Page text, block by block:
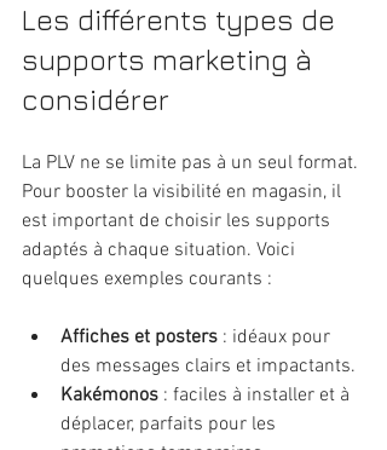
Les différents types de
supports marketing à
considérer
La PLV ne se limite pas à un seul format.
Pour booster la visibilité en magasin, il
est important de choisir les supports
adaptés à chaque situation. Voici
quelques exemples courants :
Affiches et posters : idéaux pour
des messages clairs et impactants.
Kakémonos : faciles à installer et à
déplacer, parfaits pour les